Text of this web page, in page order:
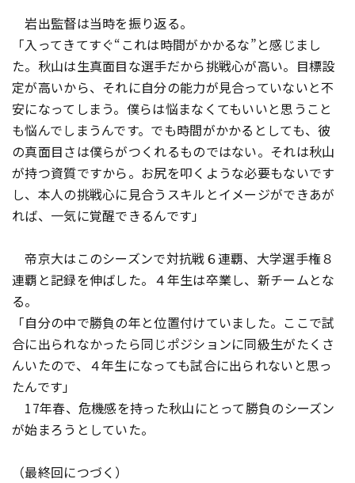
岩出監督は当時を振り返る。
「入ってきてすぐ“これは時間がかかるな”と感じまし
た。秋山は生真面目な選手だから挑戦心が高い。目標設
定が高いから、それに自分の能力が見合っていないと不
安になってしまう。僕らは悩まなくてもいいと思うこと
も悩んでしまうんです。でも時間がかかるとしても、彼
の真面目さは僕らがつくれるものではない。それは秋山
が持つ資質ですから。お尻を叩くような必要もないです
し、本人の挑戦心に見合うスキルとイメージができあが
れば、一気に覚醒できるんです」
帝京大はこのシーズンで対抗戦６連覇、大学選手権８
連覇と記録を伸ばした。４年生は卒業し、新チームとな
る。
「自分の中で勝負の年と位置付けていました。ここで試
合に出られなかったら同じポジションに同級生がたくさ
んいたので、４年生になっても試合に出られないと思っ
たんです」
17年春、危機感を持った秋山にとって勝負のシーズン
が始まろうとしていた――。
（最終回につづく）